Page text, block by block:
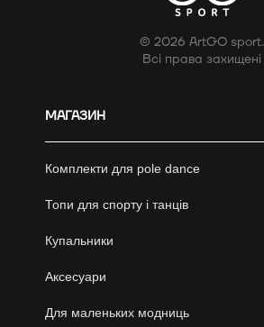
© 2026 ArtGO sport.
Всі права захищені
МАГАЗИН
Комплекти для pole dance
Топи для спорту і танців
Купальники
Аксесуари
Для маленьких модниць